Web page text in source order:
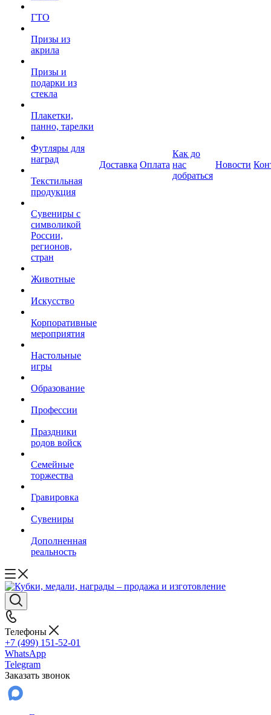
ГТО
Призы из
акрила
Призы и
подарки из
стекла
Плакетки,
панно, тарелки
Футляры для
наград
Текстильная
продукция
Сувениры с
символикой
России,
регионов,
стран
Животные
Искусство
Корпоративные
мероприятия
Настольные
игры
Образование
Профессии
Праздники
родов войск
Семейные
торжества
Гравировка
Сувениры
Дополненная
реальность
Доставка Оплата
Как до
нас
добраться
Новости
Телефоны
+7 (499) 151-52-01
WhatsApp
Telegram
Заказать звонок